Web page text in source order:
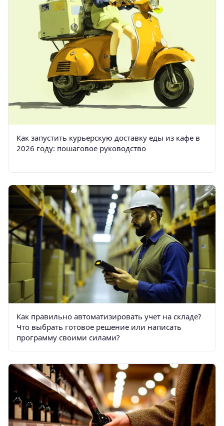
Как запустить курьерскую доставку еды из кафе в
2026 году: пошаговое руководство
Как правильно автоматизировать учет на складе?
Что выбрать готовое решение или написать
программу своими силами?